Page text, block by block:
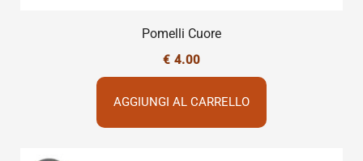
Pomelli Cuore
€ 4.00
AGGIUNGI AL CARRELLO